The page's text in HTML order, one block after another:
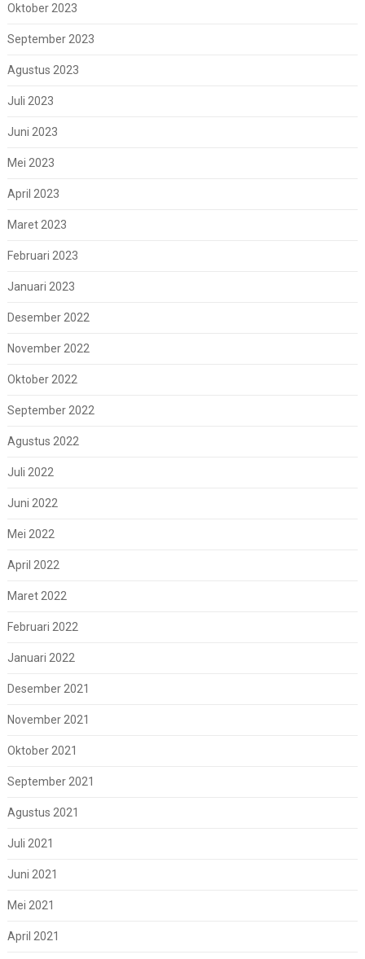
Oktober 2023
September 2023
Agustus 2023
Juli 2023
Juni 2023
Mei 2023
April 2023
Maret 2023
Februari 2023
Januari 2023
Desember 2022
November 2022
Oktober 2022
September 2022
Agustus 2022
Juli 2022
Juni 2022
Mei 2022
April 2022
Maret 2022
Februari 2022
Januari 2022
Desember 2021
November 2021
Oktober 2021
September 2021
Agustus 2021
Juli 2021
Juni 2021
Mei 2021
April 2021